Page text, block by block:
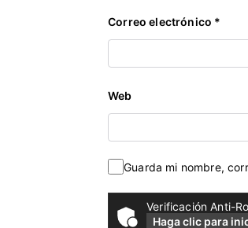
Correo electrónico *
Web
Guarda mi nombre,
Verificación Anti-
Haga clic para